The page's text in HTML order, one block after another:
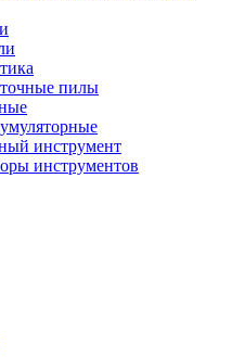
пилы
инструмент
инструментов